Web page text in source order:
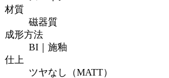
材質
磁器質
成形方法
BI｜施釉
仕上
ツヤなし（MATT）